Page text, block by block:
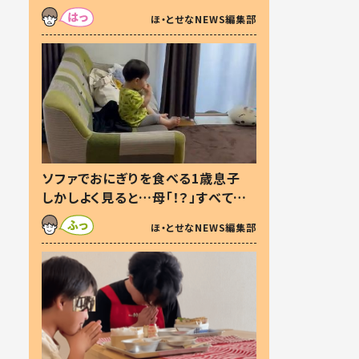
た本音とは
ほ・とせなNEWS編集部
ソファでおにぎりを食べる1歳息子
しかしよく見ると…母「！？」すべてを
察した母の投稿に「可愛いから許
す！」「現行犯〜」
ほ・とせなNEWS編集部